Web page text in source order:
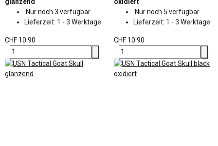
Nur noch 3 verfügbar
Lieferzeit: 1 - 3 Werktage
CHF 10.90
Nur noch 5 verfügbar
Lieferzeit: 1 - 3 Werktage
CHF 10.90